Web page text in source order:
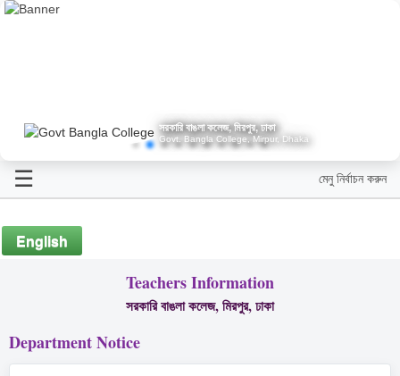
সরকারি বাঙলা কলেজ, মিরপুর, ঢাকা
Govt. Bangla College, Mirpur, Dhaka
☰ মেনু নির্বাচন করুন
English
Teachers Information
সরকারি বাঙলা কলেজ, মিরপুর, ঢাকা
Department Notice